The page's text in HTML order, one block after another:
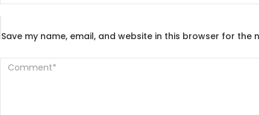
Save my name, email, and website in this browser for the